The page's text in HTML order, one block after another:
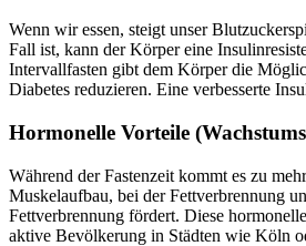
Wenn wir essen, steigt unser
Fall ist, kann der Körper eine
Intervallfasten gibt dem Körper die
Diabetes reduzieren. Eine verbesserte
Hormonelle Vorteile
Während der Fastenzeit kommt es zu
Muskelaufbau, bei der Fettverbrennung
Fettverbrennung fördert. Diese
aktive Bevölkerung in Städten wie Köln